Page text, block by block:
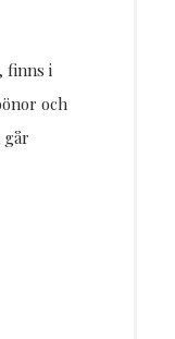
finns i
och
går